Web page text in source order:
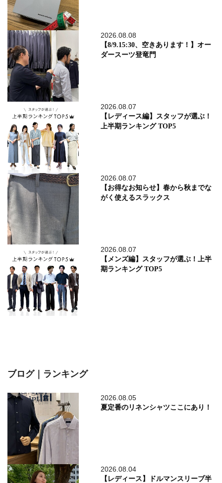
2026.08.08
【8/9.15:30、空きあります！】オー
ダースーツ登竜門
2026.08.07
【レディース編】スタッフが選ぶ！
上半期ランキング TOP5
2026.08.07
【お得なお知らせ】春から秋までな
がく使えるスラックス
2026.08.07
【メンズ編】スタッフが選ぶ！上半
期ランキング TOP5
ブログ｜ランキング
2026.08.05
夏定番のリネンシャツここにあり！
2026.08.04
【レディース】ドルマンスリーブ半